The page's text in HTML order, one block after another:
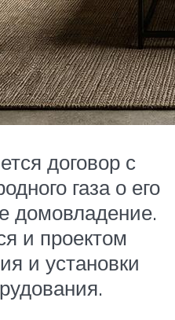
договор с
газа о его
домовладение.
и проектом
и установки